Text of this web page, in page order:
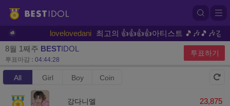
lovelovedani 최고의 👍👍👍👍아티스트 🎵🎶🎵🎶강다니
8월 1째주 BESTIDOL
투표마감 : 04:44:28
투표하기
All Girl Boy Coin
강다니엘 23,875